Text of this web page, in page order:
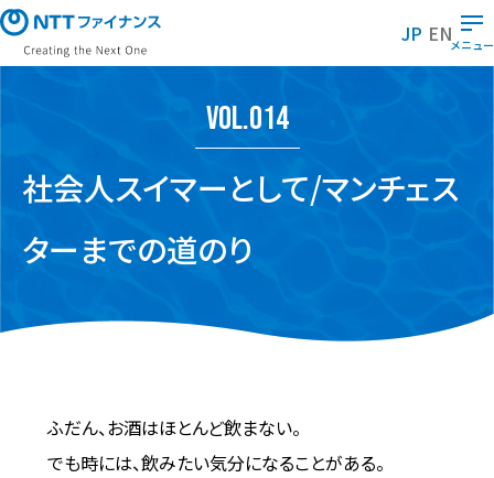
メ
イ
ン
JP ENメニュー
Vol.014
社会人スイマーとして/マンチェス
ターまでの道のり
ふだん、お酒はほとんど飲まない。
でも時には、飲みたい気分になることがある。